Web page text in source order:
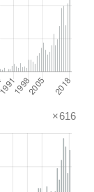
×616